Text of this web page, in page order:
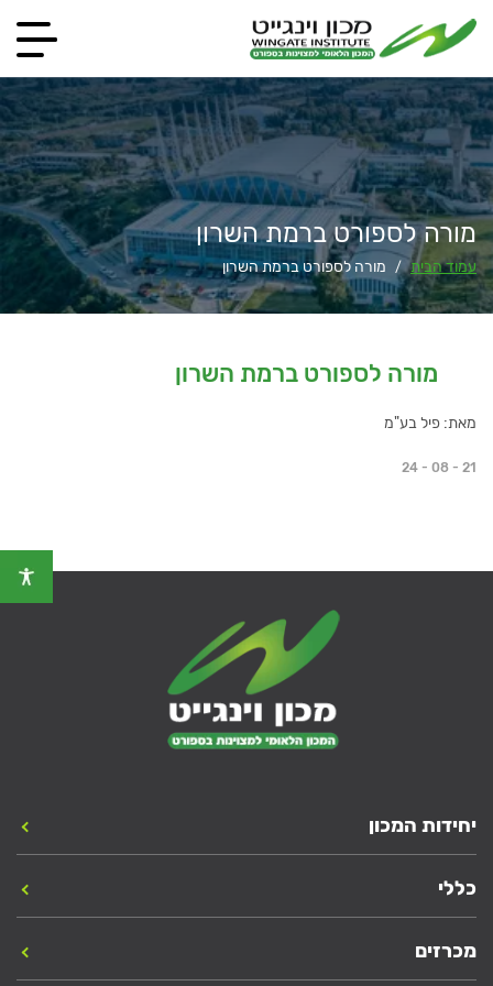
מורה לספורט ברמת השרון
עמוד הבית / מורה לספורט ברמת השרון
מורה לספורט ברמת השרון
מאת: פיל בע"מ
24 - 08 - 21
יחידות המכון
כללי
מכרזים